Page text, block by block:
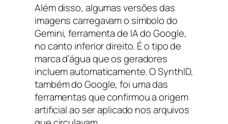
Além disso, algumas versões das
imagens carregavam o símbolo do
Gemini, ferramenta de IA do Google,
no canto inferior direito. É o tipo de
marca d’água que os geradores
incluem automaticamente. O SynthID,
também do Google, foi uma das
ferramentas que confirmou a origem
artificial ao ser aplicado nos arquivos